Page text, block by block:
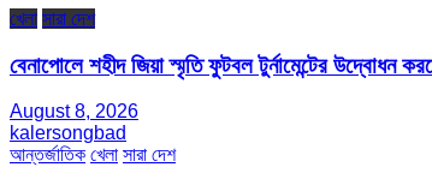
খেলা সারা দেশ
বেনাপোলে শহীদ জিয়া স্মৃতি ফুটবল টুর্নামেন্টের উদ্বোধন
August 8, 2026
kalersongbad
আন্তর্জাতিক খেলা সারা দেশ